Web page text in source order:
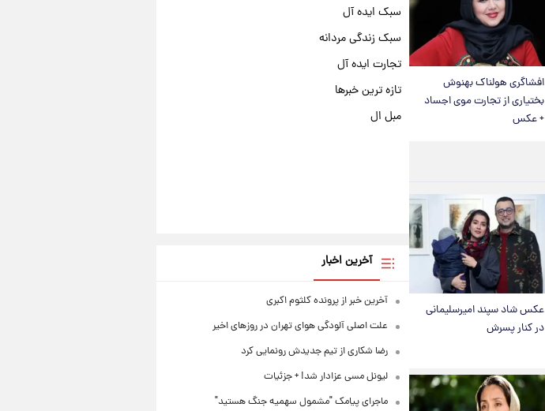
افشاگری هولناک بهنوش
بختیاری از تجارت موی اجساد
+ عکس
عکس شاد سپند امیرسلیمانی
در کنار پسرش
سبک ایده آل
سبک زندگی مردانه
تجارت ایده آل
تازه ترین خبرها
مبل ال
آخرین اخبار
آخرین خبر از پرونده کلثوم اکبری
علت اصلی آلودگی هوای تهران در روزهای اخیر
رضا شکاری از تیم جدیدش رونمایی کرد
لیونل مسی عزادار شد! + جزئیات
ماجرای پیامک "مشمول سهمیه جنگ هستید"